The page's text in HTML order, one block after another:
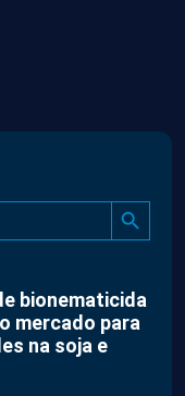
Search
bionematicida
mercado para
na soja e